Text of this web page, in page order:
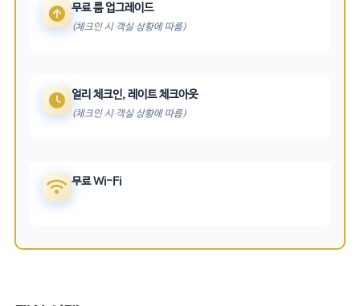
무료 룸 업그레이드
(체크인 시 객실 상황에 따름)
얼리 체크인, 레이트 체크아웃
(체크인 시 객실 상황에 따름)
무료 Wi-Fi